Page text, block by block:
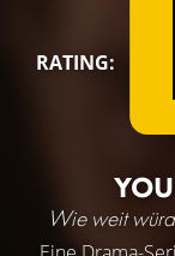
RATING:
Wie weit